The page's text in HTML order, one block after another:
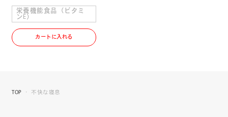
栄養機能食品（ビタミ
ンE）
カートに入れる
TOP 不快な寝息